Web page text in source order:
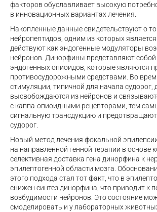
факторов обуславливает высокую
в инновационных вариантах лечения.
Накопленные данные свидетельствуют о
нейропептидов, одним из которых
действуют как эндогенные модуляторы
нейронов. Динорфины представляют собой
эндогенных опиоидов, которые являются
противосудорожными средствами. Во
стимуляции, типичной для начала
высвобождаются из нейронов и
с каппа-опиоидными рецепторами, тем
сигнальную трансдукцию и
судорог.
Новый метод лечения фокальной
на направленной генной терапии в основе
селективная доставка гена динорфина к
эпилептогенной области мозга.
этого подхода стал тот факт, что в
снижен синтез динорфина, что приводит к
возбудимости нейронов. Это состояние
смоделировать и у лабораторных